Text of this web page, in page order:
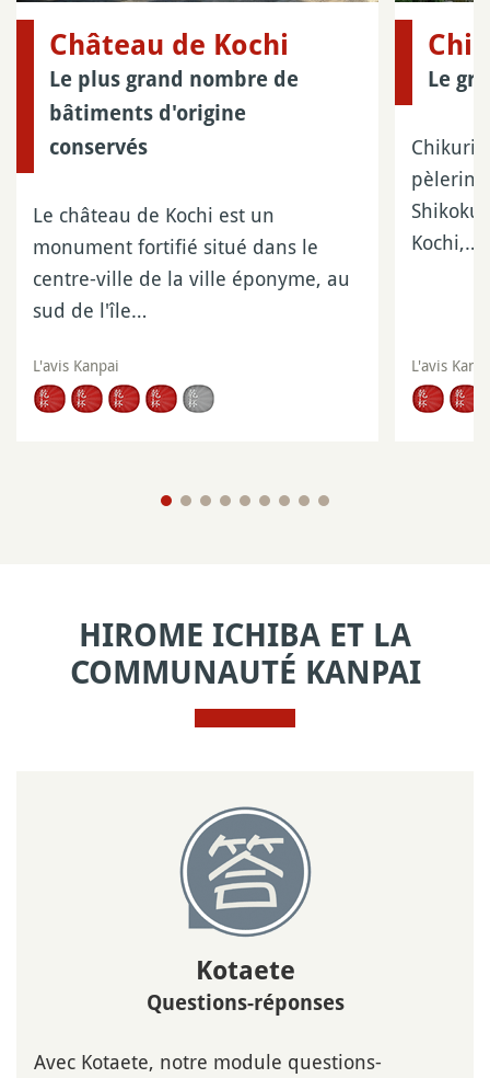
Château de Kochi
Le plus grand nombre de
bâtiments d'origine
conservés
Le château de Kochi est un
monument fortifié situé dans le
centre-ville de la ville éponyme, au
sud de l'île…
L'avis Kanpai
Le
Kochi,…
L'avis
HIROME ICHIBA ET LA
COMMUNAUTÉ KANPAI
Kotaete
Questions-réponses
Avec Kotaete, notre module questions-